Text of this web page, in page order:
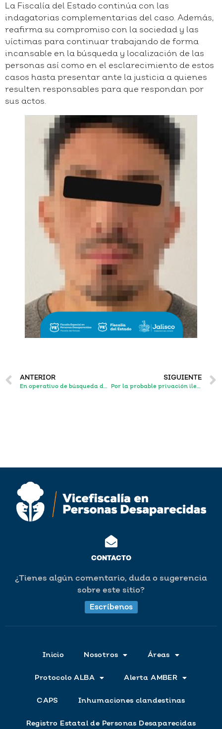
La Fiscalía del Estado continúa con las
indagatorias complementarias del caso. Además,
reafirma su compromiso con la sociedad y las
víctimas para continuar trabajando de forma
incansable en la búsqueda y localización de las
personas así como en el esclarecimiento de estos
casos hasta presentar ante la justicia a quienes
resulten responsables para que respondan por
sus actos.
ANTERIOR
En operativo de búsqueda de la FEPD localizan a estudiante con reporte de desaparición y logra la detención de dos personas
SIGUIENTE
Por la probable privación ilegal de la libertad de una adolescente, un sujeto enfrenta un proceso penal
CONTACTO
¿Tienes algún comentario, duda o sugerencia
sobre este sitio?
Escríbenos
Inicio Nosotros Áreas
Protocolo ALBA Alerta AMBER
CAPS Inhumaciones clandestinas
Registro Estatal de Personas Desaparecidas